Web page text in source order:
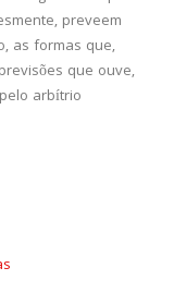
preveem
as formas que,
que ouve,
arbítrio